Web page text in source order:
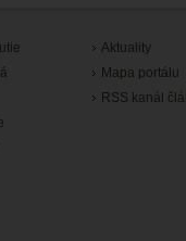
Aktuality
Mapa portálu
RSS kanál